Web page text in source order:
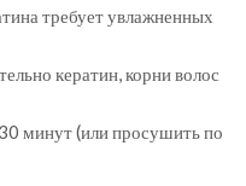
требует увлажненных
кератин, корни волос
минут (или просушить по